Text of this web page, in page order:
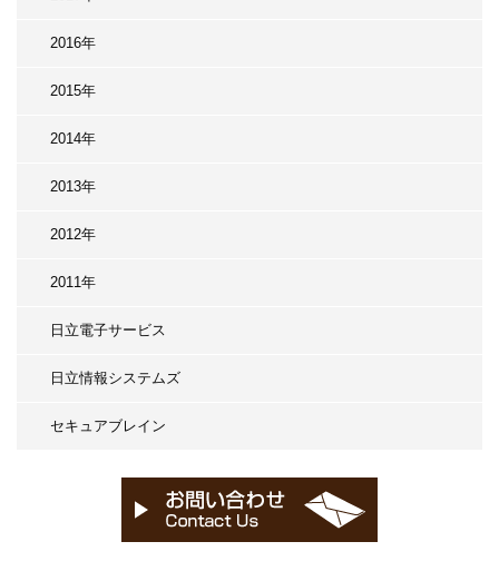
2016年
2015年
2014年
2013年
2012年
2011年
日立電子サービス
日立情報システムズ
セキュアブレイン